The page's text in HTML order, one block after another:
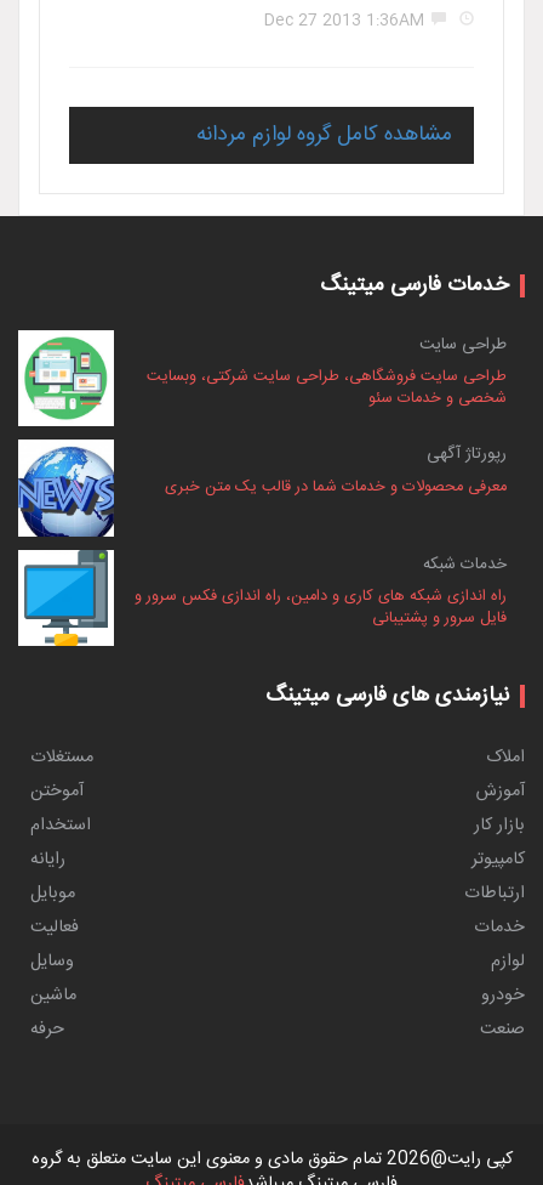
Dec 27 2013 1:36AM
مشاهده کامل گروه لوازم مردانه
خدمات فارسی میتینگ
طراحی سایت
طراحی سایت فروشگاهی، طراحی سایت شرکتی، وبسایت
شخصی و خدمات سئو
رپورتاژ آگهی
معرفی محصولات و خدمات شما در قالب یک متن خبری
خدمات شبکه
راه اندازی شبکه های کاری و دامین، راه اندازی فکس سرور و
فایل سرور و پشتیبانی
نیازمندی های فارسی میتینگ
املاک
مستغلات
آموزش
آموختن
بازار کار
استخدام
کامپیوتر
رایانه
ارتباطات
موبایل
خدمات
فعالیت
لوازم
وسایل
خودرو
ماشین
صنعت
حرفه
کپی رایت@2026 تمام حقوق مادی و معنوی این سایت متعلق به گروه